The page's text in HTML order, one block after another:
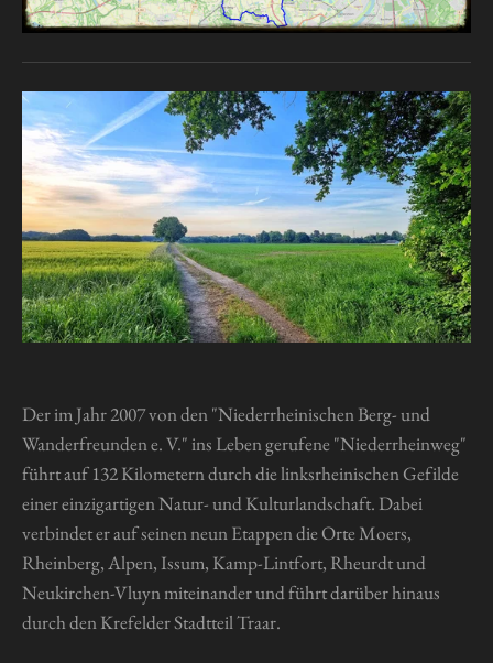
Der im Jahr 2007 von den "Niederrheinischen Berg- und
Wanderfreunden e. V." ins Leben gerufene "Niederrheinweg"
führt auf 132 Kilometern durch die linksrheinischen Gefilde
einer einzigartigen Natur- und Kulturlandschaft. Dabei
verbindet er auf seinen neun Etappen die Orte Moers,
Rheinberg, Alpen, Issum, Kamp-Lintfort, Rheurdt und
Neukirchen-Vluyn miteinander und führt darüber hinaus
durch den Krefelder Stadtteil Traar.